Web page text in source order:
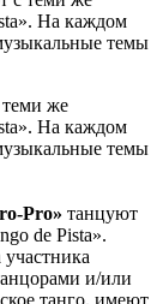
На каждом
темы
же
На каждом
темы
Pro» танцуют
de Pista».
и/или